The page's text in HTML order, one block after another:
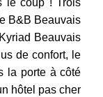
le coup ! Trois
B&B Beauvais
Beauvais
de confort, le
la porte à côté
hôtel pas cher